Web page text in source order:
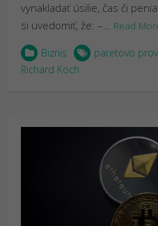
vynakladať úsilie, čas či
si uvedomiť, že: –… Read
Biznis paretovo
Richard Koch